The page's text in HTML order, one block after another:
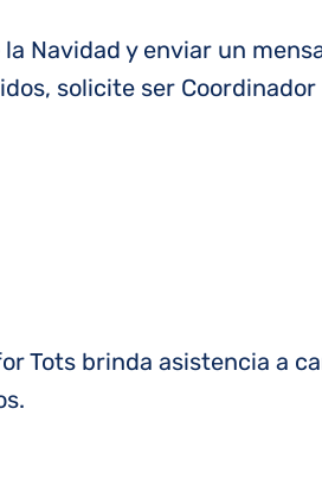
Navidad y enviar un
solicite ser Coordinador
Tots brinda asistencia a